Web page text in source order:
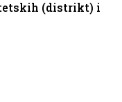
(distrikt) i